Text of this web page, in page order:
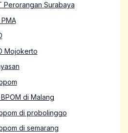
Perorangan Surabaya
Mojokerto
di Malang
di probolinggo
di semarang